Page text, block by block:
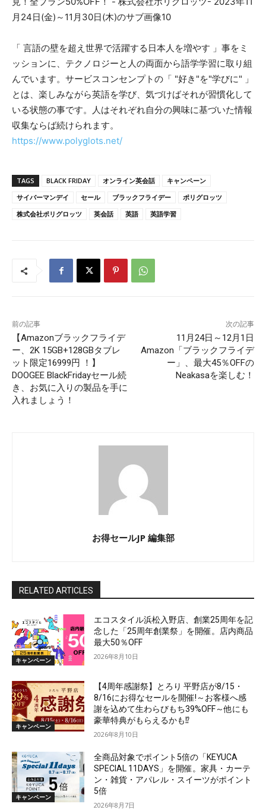
「 言語の壁を超え世界で活躍する日本人を増やす 」事をミ
ッションに、テクノロジーと人の両面から語学学習に取り組
んでいます。サービスコンセンプトの「 "好き"を"学びに" 」
とは、楽しみながら英語を学び、気づけばそれが習慣化して
いる状態の事です。人はそれぞれ自分の興味に基づいた情報
収集ならば続けられます。
https://www.polyglots.net/
TAGS BLACK FRIDAY オンライン英会話
キャンペーン
サイバーマンデイ
セール ブラックフライデー
ポリグロッツ
株式会社ポリグロッツ
英会話 英語 英語学習
前の記事
【Amazonブラックフライデ
ー、2K 15GB+128GBタブレ
ット限定16999円 ！】
DOOGEE BlackFridayセール続
き、お気に入りの製品を手に
入れましょう！
次の記事
11月24日～12月1日
Amazon「ブラックフライデ
ー」、最大45％OFFの
Neakasaを楽しむ！
お得セールJP 編集部
RELATED ARTICLES
キャンペーン
エコスタイル浜松入野店、創業25周年を記
念した「25周年創業祭」を開催。店内商品
最大50％OFF
2026年8月10日
キャンペーン
【4周年感謝祭】とろり 平野店が8/15・
8/16にお得なセールを開催!～お客様へ感
謝を込めて生わらびもち39%OFF～他にも
豪華特典がもらえるかも⁉
2026年8月10日
キャンペーン
全商品対象でポイント5倍の「KEYUCA
SPECIAL 11DAYS」を開催。家具・カーテ
ン・雑貨・アパレル・スイーツがポイント
5倍
2026年8月7日